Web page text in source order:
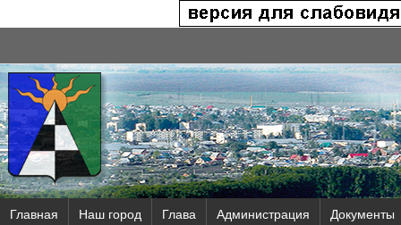
Главная Наш город Глава Администрация Документы